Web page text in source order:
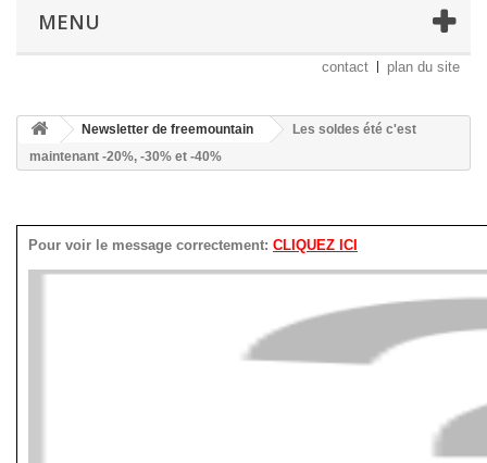
MENU
contact plan du site
Newsletter de freemountain
Les soldes été c'est
maintenant -20%, -30% et -40%
Pour voir le message correctement: CLIQUEZ ICI